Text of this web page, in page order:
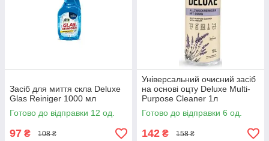
Засіб для миття скла Deluxe
Glas Reiniger 1000 мл
Готово до відправки 12 од.
97 ₴ 108 ₴
Універсальний очисний засіб
на основі оцту Deluxe Multi-
Purpose Cleaner 1л
Готово до відправки 6 од.
142 ₴ 158 ₴